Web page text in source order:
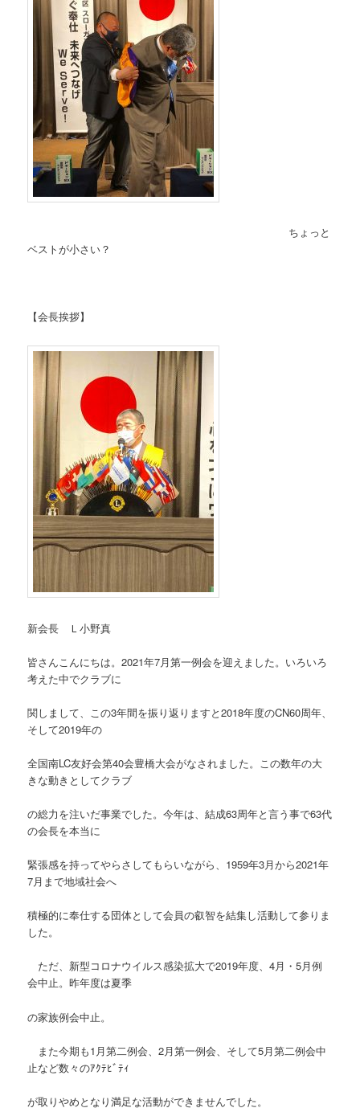
ちょっと
ベストが小さい？
【会長挨拶】
新会長 Ｌ小野真
皆さんこんにちは。2021年7月第一例会を迎えました。いろいろ
考えた中でクラブに
関しまして、この3年間を振り返りますと2018年度のCN60周年、
そして2019年の
全国南LC友好会第40会豊橋大会がなされました。この数年の大
きな動きとしてクラブ
の総力を注いだ事業でした。今年は、結成63周年と言う事で63代
の会長を本当に
緊張感を持ってやらさしてもらいながら、1959年3月から2021年
7月まで地域社会へ
積極的に奉仕する団体として会員の叡智を結集し活動して参りま
した。
ただ、新型コロナウイルス感染拡大で2019年度、4月・5月例
会中止。昨年度は夏季
の家族例会中止。
また今期も1月第二例会、2月第一例会、そして5月第二例会中
止など数々のｱｸﾃﾋﾞﾃｨ
が取りやめとなり満足な活動ができませんでした。